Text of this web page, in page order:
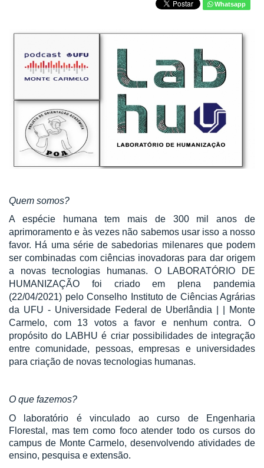
Whatsapp
Quem somos?
A espécie humana tem mais de 300 mil anos de
aprimoramento e às vezes não sabemos usar isso a nosso
favor. Há uma série de sabedorias milenares que podem
ser combinadas com ciências inovadoras para dar origem
a novas tecnologias humanas. O LABORATÓRIO DE
HUMANIZAÇÃO foi criado em plena pandemia
(22/04/2021) pelo Conselho Instituto de Ciências Agrárias
da UFU - Universidade Federal de Uberlândia | | Monte
Carmelo, com 13 votos a favor e nenhum contra. O
propósito do LABHU é criar possibilidades de integração
entre comunidade, pessoas, empresas e universidades
para criação de novas tecnologias humanas.
O que fazemos?
O laboratório é vinculado ao curso de Engenharia
Florestal, mas tem como foco atender todo os cursos do
campus de Monte Carmelo, desenvolvendo atividades de
ensino, pesquisa e extensão.